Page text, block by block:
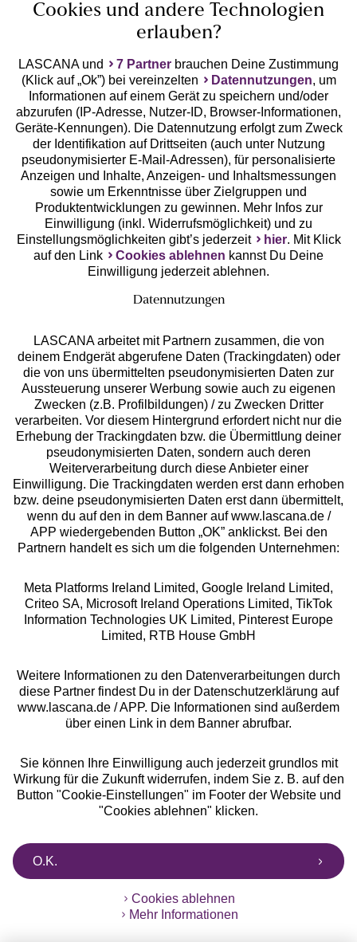
Geprüfte Sicherheit
Unsere Apps
Services
Beratung
Über uns
Rechtliches
Alle Preise inkl. MwSt., zzgl.
Versandkosten
** Bonität vorausgesetzt, berechtigt zur Bonitätsprüfung
Cookies und andere Technologien
erlauben?
LASCANA und 7 Partner brauchen Deine Zustimmung
(Klick auf „Ok”) bei vereinzelten
Datennutzungen, um
Informationen auf einem Gerät zu speichern und/oder
abzurufen (IP-Adresse, Nutzer-ID, Browser-Informationen,
Geräte-Kennungen). Die Datennutzung erfolgt zum Zweck
der Identifikation auf Drittseiten (auch unter Nutzung
pseudonymisierter E-Mail-Adressen), für personalisierte
Anzeigen und Inhalte, Anzeigen- und Inhaltsmessungen
sowie um Erkenntnisse über Zielgruppen und
Produktentwicklungen zu gewinnen. Mehr Infos zur
Einwilligung (inkl. Widerrufsmöglichkeit) und zu
Einstellungsmöglichkeiten gibt’s jederzeit
hier. Mit Klick
auf den Link
Cookies ablehnen kannst Du Deine
Einwilligung jederzeit ablehnen.
Datennutzungen
LASCANA arbeitet mit Partnern zusammen, die von
deinem Endgerät abgerufene Daten (Trackingdaten) oder
die von uns übermittelten pseudonymisierten Daten zur
Aussteuerung unserer Werbung sowie auch zu eigenen
Zwecken (z.B. Profilbildungen) / zu Zwecken Dritter
verarbeiten. Vor diesem Hintergrund erfordert nicht nur die
Erhebung der Trackingdaten bzw. die Übermittlung deiner
pseudonymisierten Daten, sondern auch deren
Weiterverarbeitung durch diese Anbieter einer
Einwilligung. Die Trackingdaten werden erst dann erhoben
bzw. deine pseudonymisierten Daten erst dann übermittelt,
wenn du auf den in dem Banner auf www.lascana.de /
APP wiedergebenden Button „OK” anklickst. Bei den
Partnern handelt es sich um die folgenden Unternehmen:
Meta Platforms Ireland Limited, Google Ireland Limited,
Criteo SA, Microsoft Ireland Operations Limited, TikTok
Information Technologies UK Limited, Pinterest Europe
Limited, RTB House GmbH
Weitere Informationen zu den Datenverarbeitungen durch
diese Partner findest Du in der Datenschutzerklärung auf
www.lascana.de / APP. Die Informationen sind außerdem
über einen Link in dem Banner abrufbar.
Sie können Ihre Einwilligung auch jederzeit grundlos mit
Wirkung für die Zukunft widerrufen, indem Sie z. B. auf den
Button "Cookie-Einstellungen" im Footer der Website und
"Cookies ablehnen" klicken.
O.K.
Cookies ablehnen
Mehr Informationen